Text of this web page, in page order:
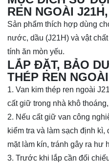
REN NGOÀI
Sản phẩm thích hợp dùng
nước, dầu (J21H) và vật
tính ăn mòn yếu.
LẮP ĐẶT, BẢO
THÉP REN
1. Van kim thép ren ngoài
cất giữ trong nhà khô
2. Nếu cất giữ van công
kiểm tra và làm sạch định
mặt làm kín, tránh gây ra hư
3. Trước khi lắp cần đối